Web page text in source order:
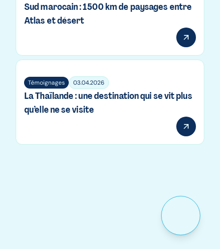
Sud marocain : 1500 km de paysages entre
Atlas et désert
Témoignages 03.04.2026
La Thaïlande : une destination qui se vit plus
qu’elle ne se visite